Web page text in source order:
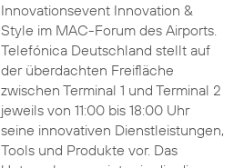
Innovationsevent Innovation &
Style im MAC-Forum des Airports.
Telefónica Deutschland stellt auf
der überdachten Freifläche
zwischen Terminal 1 und Terminal 2
jeweils von 11:00 bis 18:00 Uhr
seine innovativen Dienstleistungen,
Tools und Produkte vor. Das